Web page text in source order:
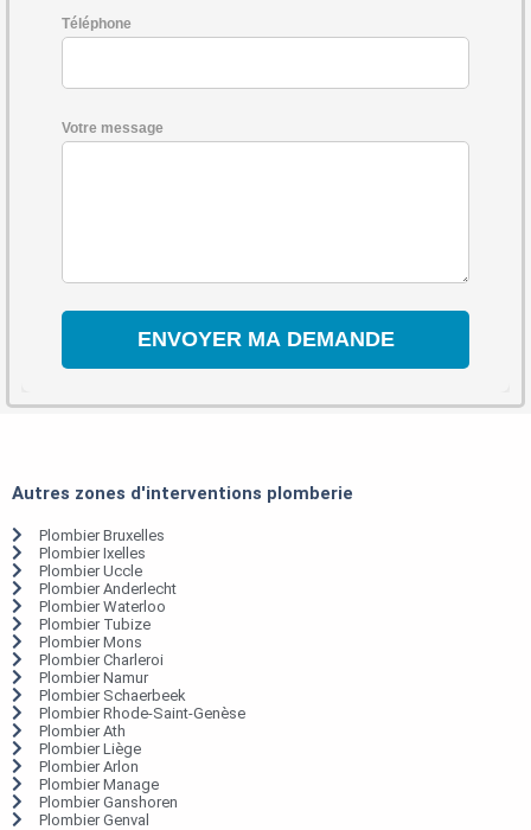
Téléphone
Votre message
Autres zones d'interventions plomberie
Plombier Bruxelles
Plombier Ixelles
Plombier Uccle
Plombier Anderlecht
Plombier Waterloo
Plombier Tubize
Plombier Mons
Plombier Charleroi
Plombier Namur
Plombier Schaerbeek
Plombier Rhode-Saint-Genèse
Plombier Ath
Plombier Liège
Plombier Arlon
Plombier Manage
Plombier Ganshoren
Plombier Genval